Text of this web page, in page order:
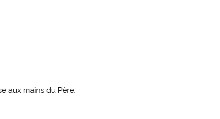
aux mains du Père.